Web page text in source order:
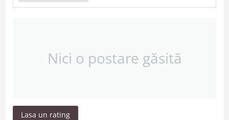
Nici o postare găsită
Lasa un rating